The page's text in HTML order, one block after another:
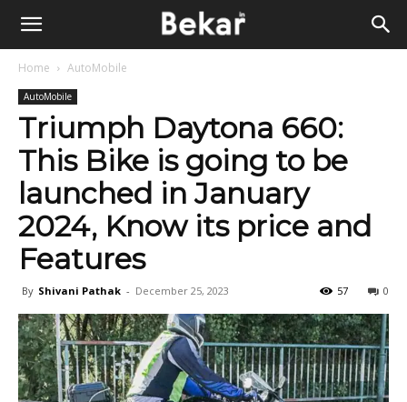
Home AutoMobile
AutoMobile
Triumph Daytona 660:
This Bike is going to be
launched in January
2024, Know its price and
Features
By Shivani Pathak - December 25, 2023 0
57